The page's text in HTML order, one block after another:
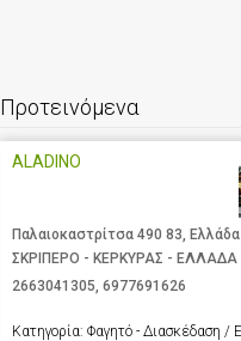
Προτεινόμενα
ALADINO
Παλαιοκαστρίτσα 490 83, Ελλάδα
ΣΚΡΙΠΕΡΟ - ΚΕΡΚΥΡΑΣ - ΕΛΛΑΔΑ
2663041305 6977691626
Κατηγορία: Φαγητό - Διασκέδαση /